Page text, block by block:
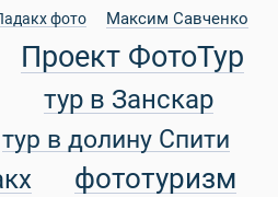
фото Максим Савченко
Проект ФотоТур
тур в Занскар
тур в долину Спити
фототуризм